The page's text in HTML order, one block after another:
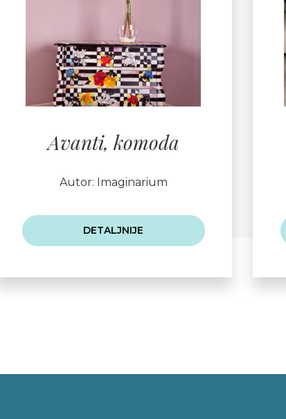
Avanti, komoda
Autor: Imaginarium
DETALJNIJE